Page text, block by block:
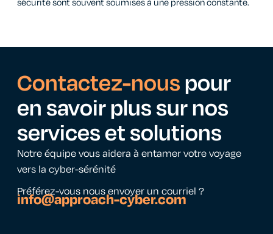
sécurité sont souvent soumises à une pression constante.
Contactez-nouspour
en savoir plus sur nos
services et solutions
Notre équipe vous aidera à entamer votre voyage
vers la cyber-sérénité
Préférez-vous nous envoyer un courriel ?
info@approach-cyber.com